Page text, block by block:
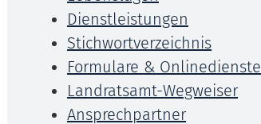
Dienstleistungen
Stichwortverzeichnis
Formulare & Onlinedienste
Landratsamt-Wegweiser
Ansprechpartner